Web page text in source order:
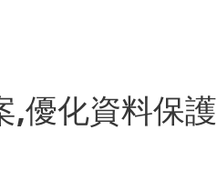
,優化資料保護